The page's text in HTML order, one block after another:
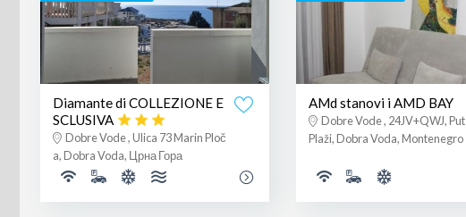
Diamante di COLLEZIONE E
SCLUSIVA
Dobre Vode , Ulica 73 Marin Ploč
a, Dobra Voda, Црна Гора
AMd stanovi i AMD BAY
Dobre Vode , 24JV+QWJ,
Plaži, Dobra Voda, Montenegro